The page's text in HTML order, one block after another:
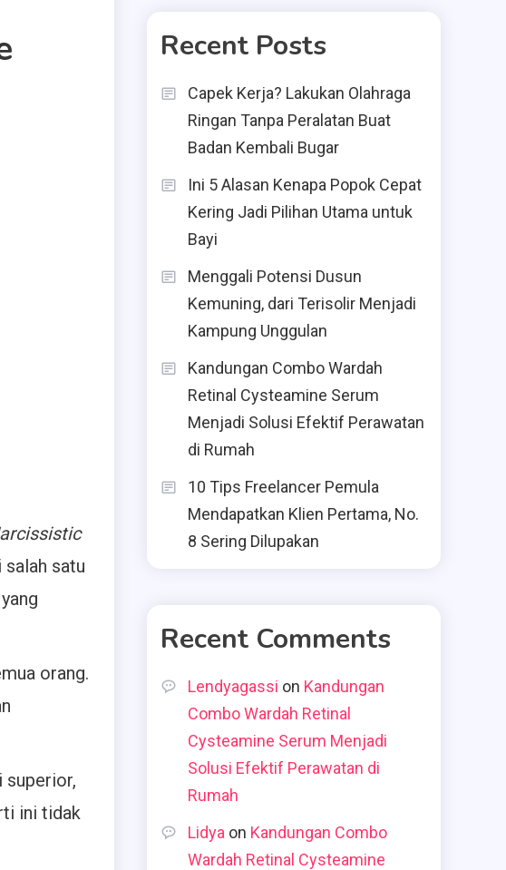
satu
orang.
superior,
ini tidak
Recent Posts
Capek Kerja? Lakukan Olahraga
Ringan Tanpa Peralatan Buat
Badan Kembali Bugar
Ini 5 Alasan Kenapa Popok Cepat
Kering Jadi Pilihan Utama untuk
Bayi
Menggali Potensi Dusun
Kemuning, dari Terisolir Menjadi
Kampung Unggulan
Kandungan Combo Wardah
Retinal Cysteamine Serum
Menjadi Solusi Efektif Perawatan
di Rumah
10 Tips Freelancer Pemula
Mendapatkan Klien Pertama, No.
8 Sering Dilupakan
Recent Comments
Lendyagassi on Kandungan
Combo Wardah Retinal
Cysteamine Serum Menjadi
Solusi Efektif Perawatan di
Rumah
Lidya on Kandungan Combo
Wardah Retinal Cysteamine